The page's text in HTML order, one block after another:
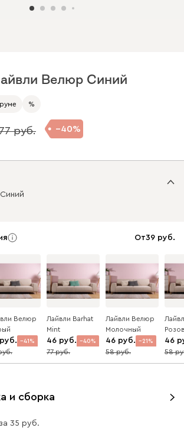
Велюр Синий
%
40
От39
Велюр
41
Лайвли Barhat
Mint
46 40
77
Лайвли Велюр
Молочный
46 21
58
46
58
и сборка
за 35